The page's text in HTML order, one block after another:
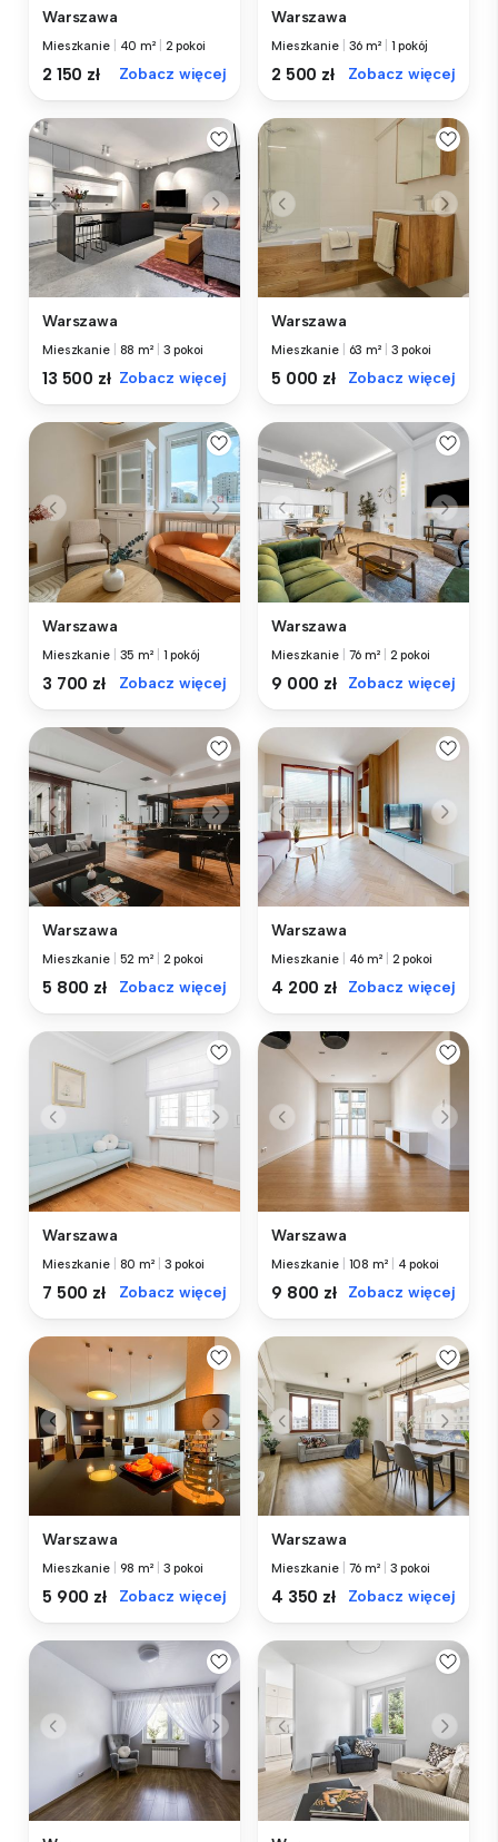
Warszawa
Mieszkanie 40 m² 2 pokoi
2 150 zł Zobacz więcej
Warszawa
Mieszkanie 36 m² 1 pokój
2 500 zł Zobacz więcej
Warszawa
Mieszkanie 88 m² 3 pokoi
13 500 zł Zobacz więcej
Warszawa
Mieszkanie 63 m² 3 pokoi
5 000 zł Zobacz więcej
Warszawa
Mieszkanie 35 m² 1 pokój
3 700 zł Zobacz więcej
Warszawa
Mieszkanie 76 m² 2 pokoi
9 000 zł Zobacz więcej
Warszawa
Mieszkanie 52 m² 2 pokoi
5 800 zł Zobacz więcej
Warszawa
Mieszkanie 46 m² 2 pokoi
4 200 zł Zobacz więcej
Warszawa
Mieszkanie 80 m² 3 pokoi
7 500 zł Zobacz więcej
Warszawa
Mieszkanie 108 m² 4 pokoi
9 800 zł Zobacz więcej
Warszawa
Mieszkanie 98 m² 3 pokoi
5 900 zł Zobacz więcej
Warszawa
Mieszkanie 76 m² 3 pokoi
4 350 zł Zobacz więcej